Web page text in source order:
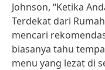
Johnson, “Ketika
Terdekat dari
mencari
biasanya tahu
menu yang lezat di